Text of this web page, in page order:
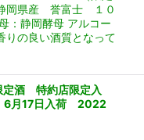
岡県産 誉富士 １０
：静岡酵母 アルコー
りの良い酒質となって
酒 特約店限定入
月17日入荷 2022